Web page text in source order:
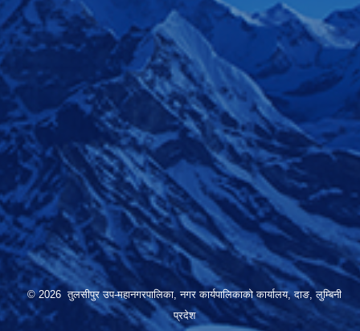
© 2026 तुलसीपुर उप-महानगरपालिका, नगर कार्यपालिकाको कार्यालय, दाङ, लुम्बिनी
प्रदेश